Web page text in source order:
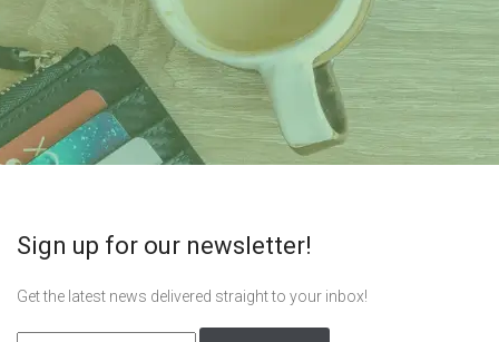
Sign up for our newsletter!
Get the latest news delivered straight to your inbox!